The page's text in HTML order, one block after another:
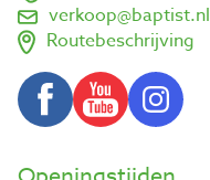
verkoop@baptist.nl
Routebeschrijving